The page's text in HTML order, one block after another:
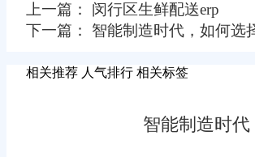
上一篇： 闵行区生鲜配送erp
下一篇： 智能制造时代，如何选
相关推荐 人气排行 相关标签
智能制造时